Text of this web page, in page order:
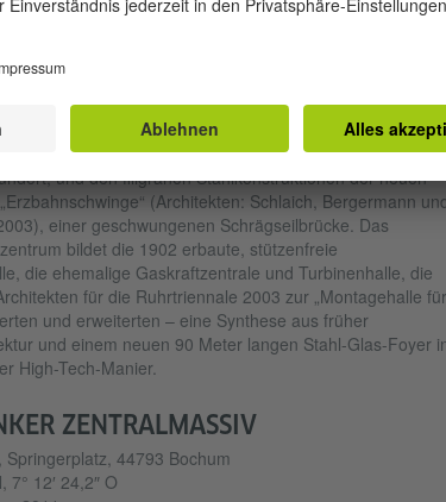
wurden auf dem 38 Hektar großen Gelände des
Kirchenglocken, Kanonen und ICE-Radreifen
heute dominieren die drei Terrassen des Kohleabbaus
Architektur lebt vom Kontrast zwischen massiven
wie dem „Colosseum“, einer Stützmauer mit Bögen
und den filigranen Stahlkonstruktionen der neuen
(Architekten: Schlaich, Bergermann
einer geschwungenen Schrägseilbrücke. Das
bildet die 1902 erbaute, stützenfreie
die ehemalige Gaskraftzentrale und Turbinenhalle, die
für die Ruhrtriennale 2003 zur „Montagehalle für
und erweiterten – eine Synthese aus früher
und einem neuen 90 Meter langen Stahl-Glas-Foyer
High-Tech-Manier.
ZENTRALMASSIV
44793 Bochum
7° 12′ 24,2″ O